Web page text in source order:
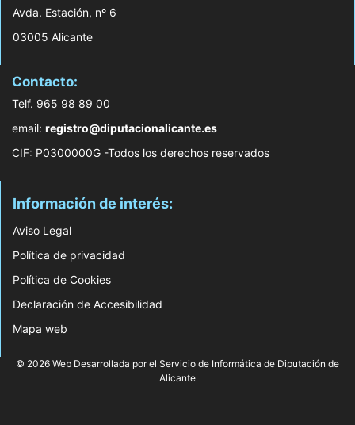
Avda. Estación, nº 6
03005 Alicante
Contacto:
Telf. 965 98 89 00
email: registro@diputacionalicante.es
CIF: P0300000G -Todos los derechos reservados
Información de interés:
Aviso Legal
Política de privacidad
Política de Cookies
Declaración de Accesibilidad
Mapa web
© 2026 Web Desarrollada por el Servicio de Informática de Diputación de
Alicante